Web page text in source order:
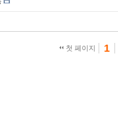
첫 페이지 1